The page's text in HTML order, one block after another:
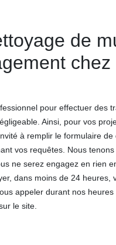
de
chez
pour effectuer des
Ainsi, pour vos
à remplir le formulaire de
vos requêtes. Nous
ne serez engagez en rien
dans moins de 24 heures,
appeler durant nos
le site.